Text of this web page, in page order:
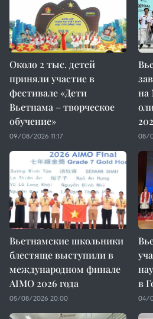
Около 2 тыс. детей
приняли участие в
фестивале «Дети
Вьетнама – творческое
обучение»
09/08/2026 11:17
на
08/
Вьетнамские школьники
блестяще выступили в
международном финале
AIMO 2026 года
05/08/2026 20:00
в
04/